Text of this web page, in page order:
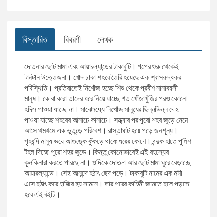
ডানকান ক্লার্ক
সালাহ উদ্দিন মাহমুদ
হাবীবুল্লাহ সিরাজী
ইলমা বেহরোজ
মাহবুবা চৌধুরী
সায়েন্স ফিকশন
উদ্যোক্তা ও ব্যবসায়িক ব্যক্তিত্ব
আত্ম-উন্নয়ন ও মেডিটেশন
ব্যবসা-বানিজ্য ও অর্থনীতি বিষয়ক
অনুবাদ: আত্ম-উন্নয়ন ও মেডিটেশন
বিস্তারিত বিবরণী লেখক
দোতনার ছোট মামা এবং আয়ারল্যান্ডের টাকাবুটি। গল্পের শুরু থেকেই
টানটান উত্তেজনা। খোদ ঢাকা শহরে তৈরি হয়েছে এক শ্বাসরুদ্ধকর
পরিস্থিতি। প্রতিরাতেই নিখোঁজ হচ্ছে শিশু থেকে প্রবীণ নানাবয়সী
মানুষ। কে বা কারা তাদের ধরে নিয়ে যাচ্ছে শত খোঁজাখুঁজির পরও কোনো
হদিস পাওয়া যাচ্ছে না। মাঝেমধ্যে নিখোঁজ মানুষের ছিন্নভিন্ন দেহ
পাওয়া যাচ্ছে শহরের আনাচে কানাচে। সন্ধ্যার পর পুরো শহর জুড়ে নেমে
আসে থমথমে এক ভুতুড়ে পরিবেশ। রাস্তাঘাট হয়ে পড়ে জনশূন্য।
গৃহবন্দি মানুষ ভয়ে আতঙ্কে কুঁকড়ে থাকে ঘরের কোণে। বন্দুক হাতে পুলিশ
টহল দিচ্ছে পুরো শহর জুড়ে। কিন্তু কোনোভাবেই এই রহস্যের
কূলকিনারা করতে পারছে না। ওদিকে দোতনা আর ছোট মামা ঘুরে বেড়াচ্ছে
আয়ারল্যান্ডে। সেই আনন্দে হঠাৎ ছেদ পড়ে। টাকাবুটি নামের এক মমী
এসে হঠাৎ করে হাজির হয় সামনে। তার পরের কাহিনী জানতে হলে পড়তে
হবে এই বইটি।